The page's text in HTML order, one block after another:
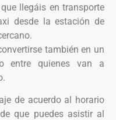
llegáis en transporte
desde la estación de
también en un
entre quienes van a
de acuerdo al horario
que puedes asistir al